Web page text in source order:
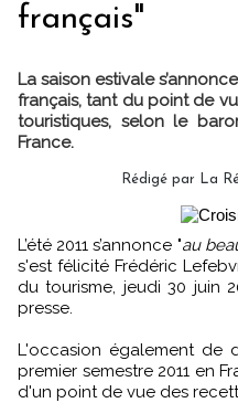
français"
La saison estivale
français, tant du point de
touristiques, selon le
France.
Rédigé par La
L’été 2011 s’annonce "au
s'est félicité Frédéric
du tourisme, jeudi 30 juin
presse.
L'occasion également de
premier semestre 2011 en
d'un point de vue des